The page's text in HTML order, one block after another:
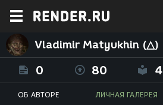
Vladimir Matyukhin (△)
0 80 4
ОБ АВТОРЕ ЛИЧНАЯ ГАЛЕРЕЯ